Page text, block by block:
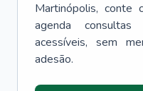
Martinópolis, conte
agenda
acessíveis, sem
adesão.